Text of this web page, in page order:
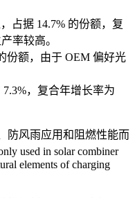
占据 14.7% 的份额，复
率较高。
份额，由于 OEM 偏好光
，复合年增长率为
防风雨应用和阻燃性能而
used in solar combiner
elements of charging